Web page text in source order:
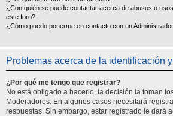
¿Con quién se puede contactar acerca de abusos o
este foro?
¿Cómo puedo ponerme en contacto con un
Problemas acerca de la identificación
¿Por qué me tengo que registrar?
No está obligado a hacerlo, la decisión la toman
Moderadores. En algunos casos necesitará
respuestas. Sin embargo, estar registrado le dará